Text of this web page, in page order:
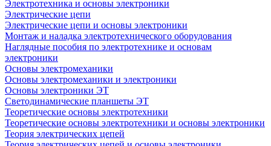
Электротехника и основы электроники
Электрические цепи
Электрические цепи и основы электроники
Монтаж и наладка электротехнического оборудования
Наглядные пособия по электротехнике и основам
электроники
Основы электромеханики
Основы электромеханики и электроники
Основы электроники ЭТ
Светодинамические планшеты ЭТ
Теоретические основы электротехники
Теоретические основы электротехники и основы электроники
Теория электрических цепей